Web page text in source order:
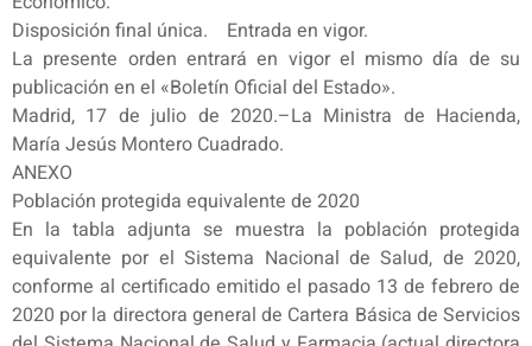
Disposición final única. Entrada en vigor.
La presente orden entrará en vigor el mismo día de su
publicación en el «Boletín Oficial del Estado».
Madrid, 17 de julio de 2020.–La Ministra de Hacienda,
María Jesús Montero Cuadrado.
ANEXO
Población protegida equivalente de 2020
En la tabla adjunta se muestra la población protegida
equivalente por el Sistema Nacional de Salud, de 2020,
conforme al certificado emitido el pasado 13 de febrero de
2020 por la directora general de Cartera Básica de Servicios